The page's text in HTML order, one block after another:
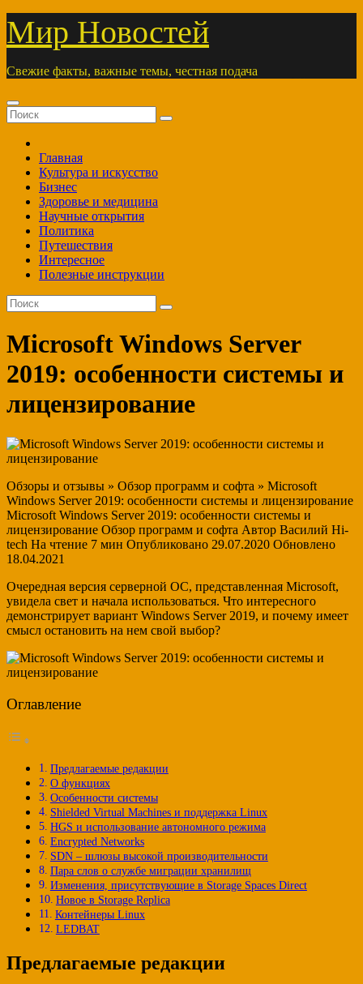
Перейти
содержимому
Мир Новостей
Свежие факты, важные темы, честная подача
Главная
Культура и искусство
Бизнес
Здоровье и медицина
Научные открытия
Политика
Путешествия
Интересное
Полезные инструкции
Microsoft Windows Server
2019: особенности системы и
лицензирование
Обзоры и отзывы » Обзор программ и софта » Microsoft
Windows Server 2019: особенности системы и лицензирование
Microsoft Windows Server 2019: особенности системы и
лицензирование Обзор программ и софта Автор Василий Hi-
tech На чтение 7 мин Опубликовано 29.07.2020 Обновлено
18.04.2021
Очередная версия серверной ОС, представленная Microsoft,
увидела свет и начала использоваться. Что интересного
демонстрирует вариант Windows Server 2019, и почему имеет
смысл остановить на нем свой выбор?
Оглавление
Предлагаемые редакции
О функциях
Особенности системы
Shielded Virtual Machines и поддержка Linux
HGS и использование автономного режима
Encrypted Networks
SDN – шлюзы высокой производительности
Пара слов о службе миграции хранилищ
Изменения, присутствующие в Storage Spaces Direct
Новое в Storage Replica
Контейнеры Linux
LEDBAT
Предлагаемые редакции